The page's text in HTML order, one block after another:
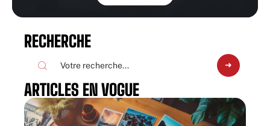
RECHERCHE
ARTICLES EN VOGUE